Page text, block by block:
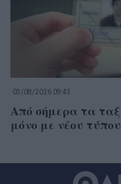
03/08/2026 09:43
Από σήμερα τα
μόνο με νέου